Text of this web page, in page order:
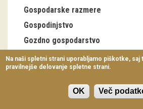
Koledar dogodkov
Prireditve
Predavanja
Delavnice
Vodeni ogledi
Gospodarske razmere
Gospodinjstvo
Gozdno gospodarstvo
Industrija
Lov, ribolov
Nabiralništvo
Notranja oprema stanovanjskih
Na naši spletni strani uporabljamo piškotke,
pravilnejše delovanje spletne strani.
OK Več